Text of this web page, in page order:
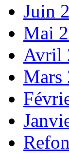
Juin
Mai
Avril
Mars